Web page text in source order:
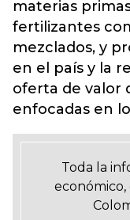
materias
fertilizantes
mezclados, y
en el país y la
oferta de valor
enfocadas en
Toda la